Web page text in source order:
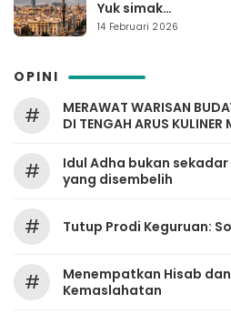
Yuk simak…
14 Februari 2026
OPINI
#
MERAWAT WARISAN
DI TENGAH ARUS KULINER
#
Idul Adha bukan
yang disembelih
# Tutup Prodi Keguruan:
#
Menempatkan Hisab
Kemaslahatan